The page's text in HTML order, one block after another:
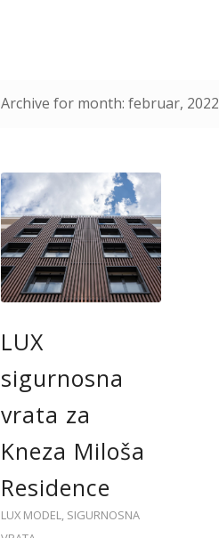
Archive for month: februar, 2022
LUX
sigurnosna
vrata za
Kneza Miloša
Residence
LUX MODEL
SIGURNOSNA